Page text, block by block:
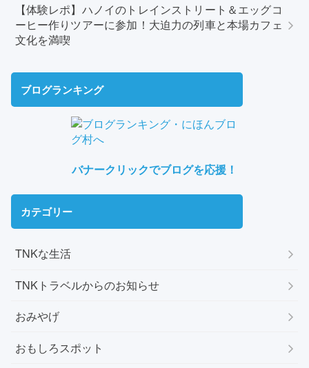
【体験レポ】ハノイのトレインストリート＆エッグコ
ーヒー作りツアーに参加！大迫力の列車と本場カフェ
文化を満喫
ブログランキング
バナークリックでブログを応援！
カテゴリー
TNKな生活
TNKトラベルからのお知らせ
おみやげ
おもしろスポット